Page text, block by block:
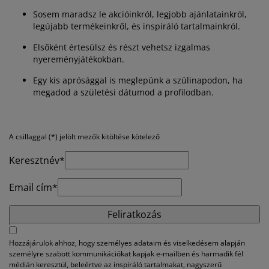
bútorok
matracok
kiegészítők
Sosem maradsz le akcióinkról, legjobb ajánlatainkról,
legújabb termékeinkről, és inspiráló tartalmainkról.
Elsőként értesülsz és részt vehetsz izgalmas
nyereményjátékokban.
Egy kis aprósággal is meglepünk a szülinapodon, ha
megadod a születési dátumod a profilodban.
A csillaggal (*) jelölt mezők kitöltése kötelező
Keresztnév*
Email cím*
Feliratkozás
Hozzájárulok ahhoz, hogy személyes adataim és viselkedésem alapján
személyre szabott kommunikációkat kapjak e-mailben és harmadik fél
médián keresztül, beleértve az inspiráló tartalmakat, nagyszerű